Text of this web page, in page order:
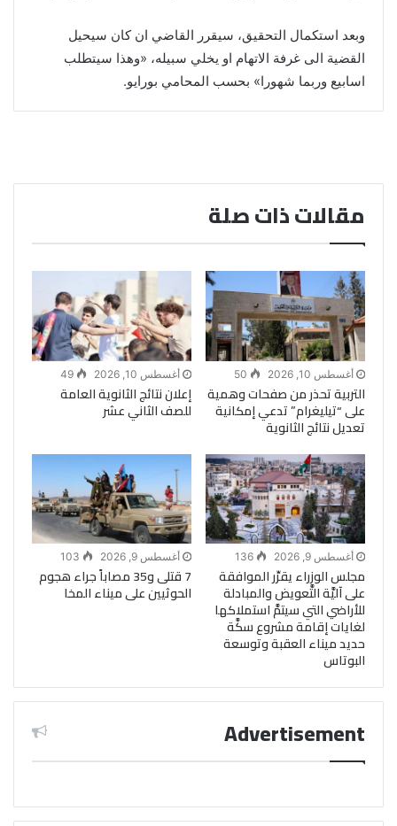
وبعد استكمال التحقيق، سيقرر القاضي ان كان سيحيل
القضية الى غرفة الاتهام او يخلي سبيله، «وهذا سيتطلب
اسابيع وربما شهورا» بحسب المحامي بورايو.
مقالات ذات صلة
أغسطس 10, 2026 50
التربية تحذر من صفحات وهمية
على “تيليغرام” تدعي إمكانية
تعديل نتائج الثانوية
أغسطس 10, 2026 49
إعلان نتائج الثانوية العامة
للصف الثاني عشر
أغسطس 9, 2026 136
مجلس الوزراء يقرِّر الموافقة
على آليَّة التَّعويض والمبادلة
للأراضي التي سيتمَّ استملاكها
لغايات إقامة مشروع سكَّة
حديد ميناء العقبة وتوسعة
البوتاس
أغسطس 9, 2026 103
7 قتلى و35 مصاباً جراء هجوم
الحوثيين على ميناء المخا
Advertisement